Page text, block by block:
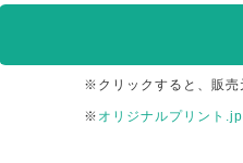
※クリックすると、販売
※ オリジナルプリント.jp